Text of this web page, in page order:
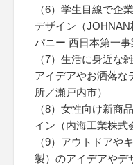
（6）学生目線で企
デザイン（
パニー 西日本第一事
（7）生活に身近な
アイデアやお洒落な
所／瀬戸内市）
（8）女性向け新商
イン（内海工業株式
（9）アウトドアや
製）のアイデアやデ